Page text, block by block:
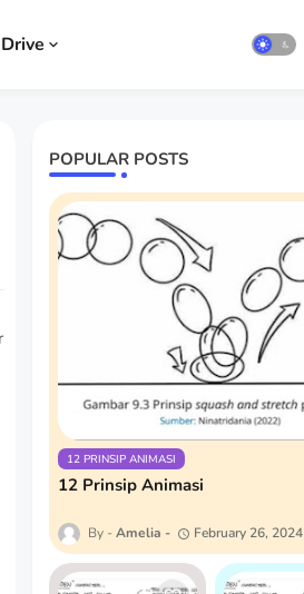
diterbitkan oleh Plan
POPULAR POSTS
12 PRINSIP ANIMASI
12 Prinsip Animasi
Amelia February 26, 2024